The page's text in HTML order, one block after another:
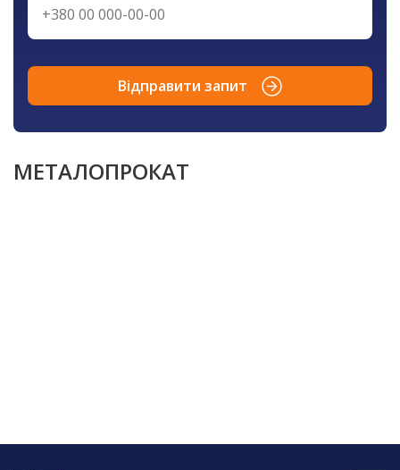
Відправити запит
МЕТАЛОПРОКАТ